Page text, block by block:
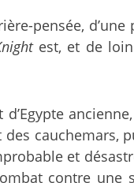
pensée,
est, et de loin
cauchemars,
et
contre